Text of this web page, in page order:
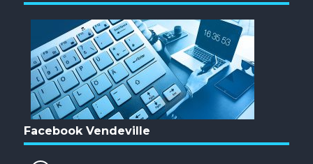
Facebook Vendeville